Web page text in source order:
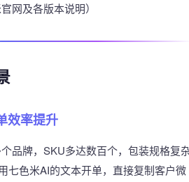
网及各版本说明）
效率提升
品牌，SKU多达数百个，包装规格复
七色米AI的文本开单，直接复制客户微